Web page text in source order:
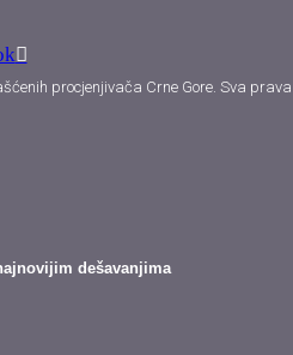
procjenjivača Crne Gore. Sva
dešavanjima